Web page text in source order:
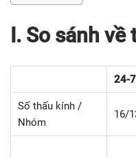
I. So sánh
24-
Số thấu kính /
Nhóm
16/